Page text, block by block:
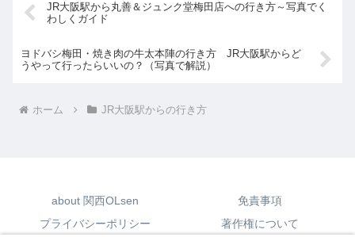
JR大阪駅から丸善＆ジュンク堂梅田店への行き方～写真でく
わしくガイド
ヨドバシ梅田・焼き肉の牛太本陣の行き方 JR大阪駅からど
うやって行ったらいいの？（写真で解説）
ホーム JR大阪駅からの行き方
about 関西OLsen
免責事項
プライバシーポリシー
著作権について